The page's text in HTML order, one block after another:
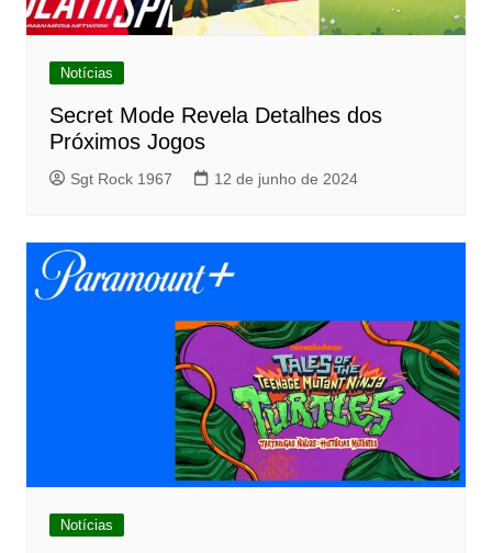
Notícias
Secret Mode Revela Detalhes dos
Próximos Jogos
Sgt Rock 1967 12 de junho de 2024
Notícias